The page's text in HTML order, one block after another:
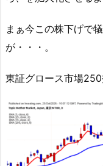
まぁ今この株下げで
が・・・。
東証グロース市場250